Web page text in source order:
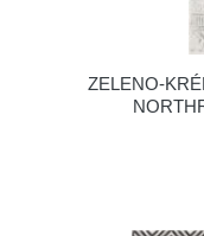
ZELENO-